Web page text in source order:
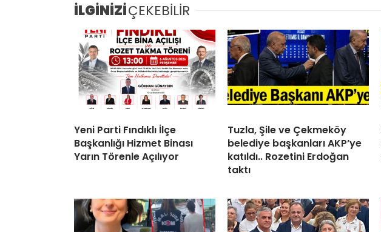
İLGİNİZİÇEKEBİLİR
Yeni Parti Fındıklı İlçe
Başkanlığı Hizmet Binası
Yarın Törenle Açılıyor
Tuzla, Şile ve Çekmeköy
belediye başkanları AKP’ye
katıldı.. Rozetini Erdoğan
taktı